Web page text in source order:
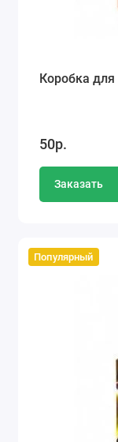
Коробка
50р.
Заказать
Популярный